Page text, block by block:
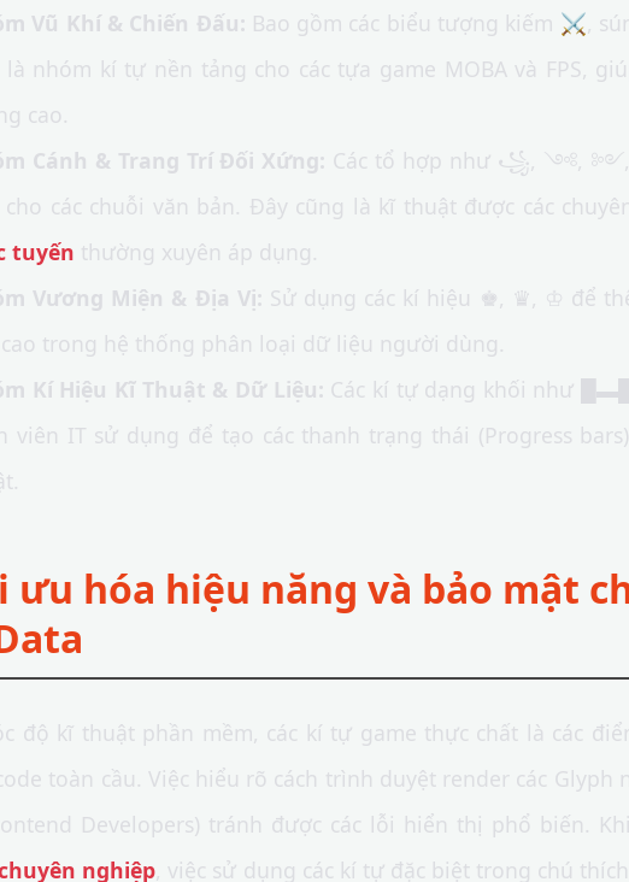
Vũ Khí & Chiến Đấu: Bao gồm các biểu tượng kiếm ⚔,
là nhóm kí tự nền tảng cho các tựa game MOBA và FPS,
cao.
Cánh & Trang Trí Đối Xứng: Các tổ hợp như ꧁, ༺, ༻,
cho các chuỗi văn bản. Đây cũng là kĩ thuật được các
tuyến thường xuyên áp dụng.
Vương Miện & Địa Vị: Sử dụng các kí hiệu ♚, ♛, ♔ để
cao trong hệ thống phân loại dữ liệu người dùng.
Kí Hiệu Kĩ Thuật & Dữ Liệu: Các kí tự dạng khối như
viên IT sử dụng để tạo các thanh trạng thái (Progress
ưu hóa hiệu năng và bảo mật
độ kĩ thuật phần mềm, các kí tự game thực chất là các
toàn cầu. Việc hiểu rõ cách trình duyệt render các Glyph
Developers) tránh được các lỗi hiển thị phổ biến.
nghiệp, việc sử dụng các kí tự đặc biệt trong chú